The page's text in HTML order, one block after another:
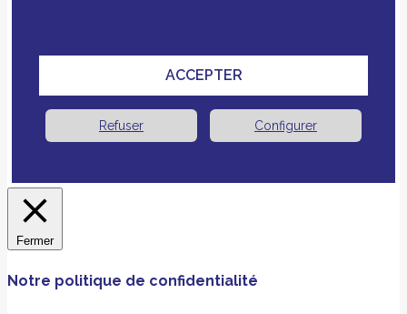
ACCEPTER
Refuser Configurer
Fermer
Notre politique de confidentialité